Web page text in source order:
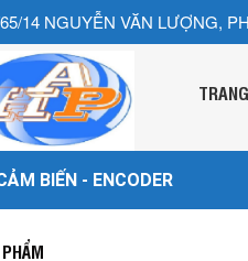
14 NGUYỄN VĂN LƯỢNG,
BIẾN - ENCODER